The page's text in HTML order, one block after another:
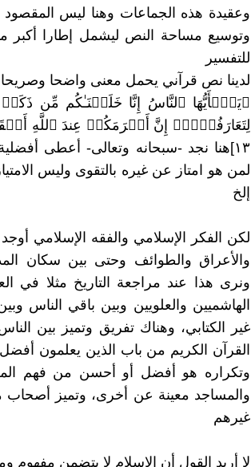
وعقيدة هذه الجماعات وهنا ليس
وتوسيع مساحة النص ليشمل إطارا
للتفسير
لدينا نص قرآني يحمل معنى واضحا وصريحا
﴿یَـٰۤأَیُّهَا ٱلنَّاسُ إِنَّا خَلَقۡنَـٰكُم مِّن
لِتَعَارَفُوۤا۟ۚ إِنَّ أَكۡرَمَكُمۡ عِندَ ٱللَّهِ
١٣]هنا نجد -سبحانه وتعالى- أعطى
لمن هو امتاز عن غيره بالتقوى وليس
إلخ
لكن الفكر الإسلامي والفقه الإسلامي
والأعراق والطوائف وحتى بين سكان
ونرى هذا عند مراجعة التاريخ مثلا في
الهاشميين والعلويين وبين باقي الناس
غير الكتابي، وهناك تفريق وتميز بين
القرآن الكريم من باب الذين يعلمون
وتكراره هو أفضل أو أحسن من فهم
والمساجد معينة عن أخرى، وتميز أصحاب
غيرهم
لا أريد القول أن الإسلام لا يتضمن مفهوم